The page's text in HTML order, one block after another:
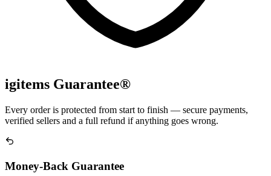
igitems Guarantee®
Every order is protected from start to finish — secure payments,
verified sellers and a full refund if anything goes wrong.
Money-Back Guarantee